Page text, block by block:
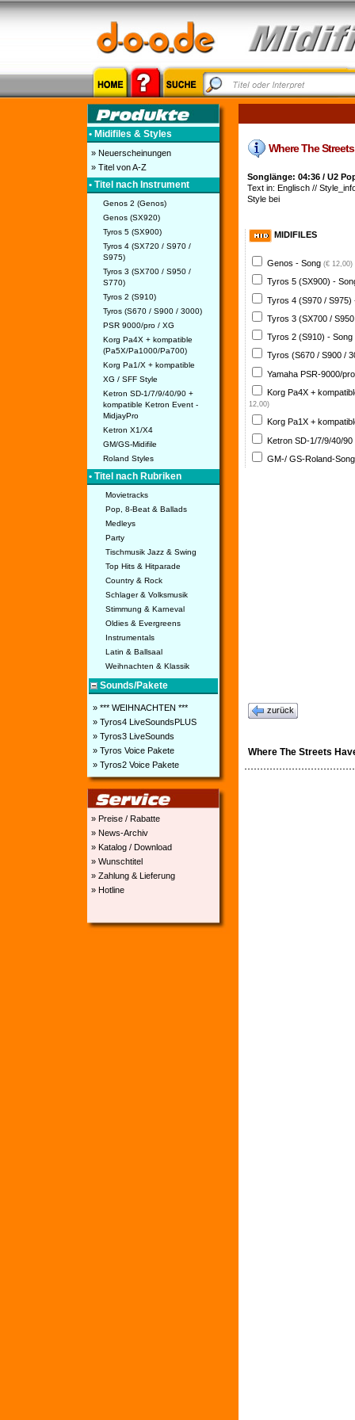
• Midifiles & Styles
» Neuerscheinungen
» Titel von A-Z
• Titel nach Instrument
Genos 2 (Genos)
Genos (SX920)
Tyros 5 (SX900)
Tyros 4 (SX720 / S970 /
S975)
Tyros 3 (SX700 / S950 /
S770)
Tyros 2 (S910)
Tyros (S670 / S900 / 3000)
PSR 9000/pro / XG
Korg Pa4X + kompatible
(Pa5X/Pa1000/Pa700)
Korg Pa1/X + kompatible
XG / SFF Style
Ketron SD-1/7/9/40/90 +
kompatible Ketron Event -
MidjayPro
Ketron X1/X4
GM/GS-Midifile
Roland Styles
• Titel nach Rubriken
Movietracks
Pop, 8-Beat & Ballads
Medleys
Party
Tischmusik Jazz & Swing
Top Hits & Hitparade
Country & Rock
Schlager & Volksmusik
Stimmung & Karneval
Oldies & Evergreens
Instrumentals
Latin & Ballsaal
Weihnachten & Klassik
Sounds/Pakete
» *** WEIHNACHTEN ***
» Tyros4 LiveSoundsPLUS
» Tyros3 LiveSounds
» Tyros Voice Pakete
» Tyros2 Voice Pakete
» Preise / Rabatte
» News-Archiv
» Katalog / Download
» Wunschtitel
» Zahlung & Lieferung
» Hotline
Where The
Songlänge: 04:36 / U2
Text in: Englisch //
Style bei
MIDIFILES
Genos - Song (€ 12,00)
Tyros 5 (SX900) -
Tyros 4 (S970 /
Tyros 3 (SX700 /
Tyros 2 (S910) - Song
Tyros (S670 / S900 /
Yamaha PSR-9000/
Korg Pa4X +
12,00)
Korg Pa1X +
Ketron SD-1/7/9/40/
GM-/ GS-Roland-
zurück
Where The Streets